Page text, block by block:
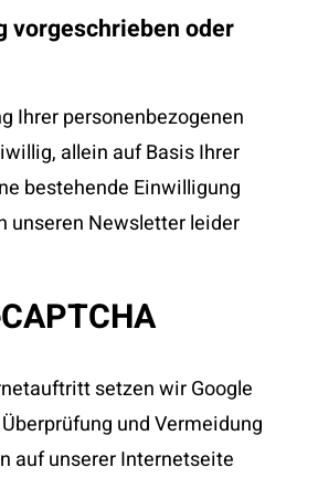
vorgeschrieben oder
Ihrer personenbezogenen
allein auf Basis Ihrer
bestehende Einwilligung
unseren Newsletter leider
setzen wir Google
und Vermeidung
auf unserer Internetseite